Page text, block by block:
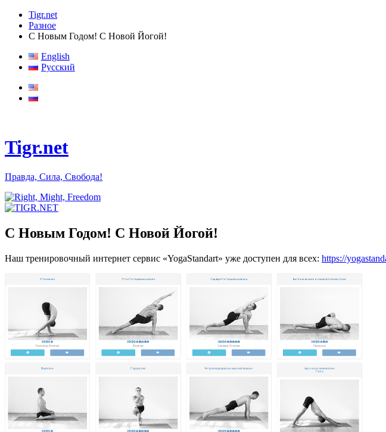
Tigr.net
Разное
С Новым Годом! С Новой Йогой!
English
Русский
Tigr.net
Правда, Сила, Свобода!
С Новым Годом! С Новой Йогой!
Наш тренировочный интернет сервис «YogaStandart» уже доступен для всех: https://